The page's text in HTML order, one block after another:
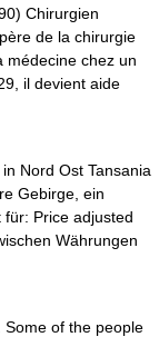
Chirurgien
de la chirurgie
médecine chez un
il devient aide
Nord Ost Tansania
Gebirge, ein
für: Price adjusted
Währungen
of the people